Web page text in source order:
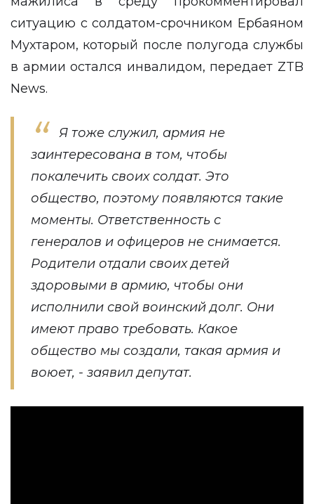
ситуацию с солдатом-срочником Ербаяном
Мухтаром, который после полугода службы
в армии остался инвалидом, передает ZTB
News.
Я тоже служил, армия не
заинтересована в том, чтобы
покалечить своих солдат. Это
общество, поэтому появляются такие
моменты. Ответственность с
генералов и офицеров не снимается.
Родители отдали своих детей
здоровыми в армию, чтобы они
исполнили свой воинский долг. Они
имеют право требовать. Какое
общество мы создали, такая армия и
воюет, - заявил депутат.